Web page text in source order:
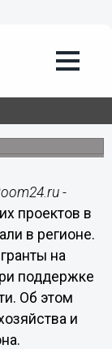
на развитие
-
проектов в
в регионе.
на
поддержке
Об этом
и